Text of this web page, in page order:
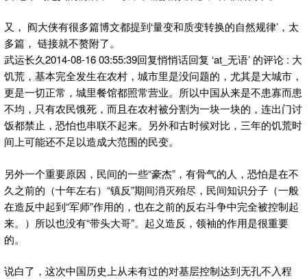
又， 阎大侠有很多篇博文都提到‘量变和质变转换的自然规律’，太
多篇， 链接就不赘附了。
武运长久2014-08-16 03:55:39回复悄悄话回复 ‘at_无语’ 的评论 : 大
饥荒，基本完全发生在农村，城市里是没问题的，尤其是大城市，
更是一切正常，城里餐馆都照常营业。所以中国从来是不患寡而患
不均，只有农民饿死，而且在农村被分割为一块一块的，连出门讨
饭都禁止，恐怕也串联不起来。另外和古时候对比，三年的饥荒时
间上可能还不足以造成大范围的民变。
另外一个重要原因，民间的一些“豪杰”，有骨气的人，恐怕是在不
久之前的（十年左右）“镇反”期间消灭殆尽，民间知识分子（一般
在造反中起到“军师”作用的，也在之前的反右斗争中完全被控制起
来。）所以也没有“带头大哥”。起义造反，领袖的作用是很重要
的。
说白了，这次中国历史上从未有过的对基层控制达到无孔不入程